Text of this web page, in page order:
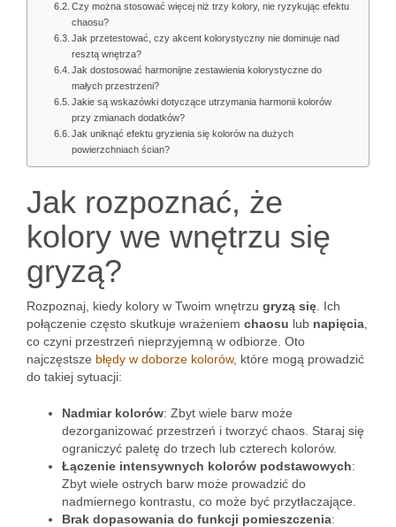
Czy można stosować więcej niż trzy kolory, nie ryzykując efektu
chaosu?
Jak przetestować, czy akcent kolorystyczny nie dominuje nad
resztą wnętrza?
Jak dostosować harmonijne zestawienia kolorystyczne do
małych przestrzeni?
Jakie są wskazówki dotyczące utrzymania harmonii kolorów
przy zmianach dodatków?
Jak uniknąć efektu gryzienia się kolorów na dużych
powierzchniach ścian?
Jak rozpoznać, że
kolory we wnętrzu się
gryzą?
Rozpoznaj, kiedy kolory w Twoim wnętrzu gryzą się . Ich
połączenie często skutkuje wrażeniem chaosu lub napięcia
co czyni przestrzeń nieprzyjemną w odbiorze. Oto
najczęstsze błędy w doborze kolorów, które mogą prowadzić
do takiej sytuacji:
Nadmiar kolorów: Zbyt wiele barw może
dezorganizować przestrzeń i tworzyć chaos. Staraj się
ograniczyć paletę do trzech lub czterech kolorów.
Łączenie intensywnych kolorów podstawowych:
Zbyt wiele ostrych barw może prowadzić do
nadmiernego kontrastu, co może być przytłaczające.
Brak dopasowania do funkcji pomieszczenia: